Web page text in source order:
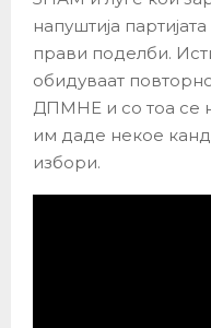
напуштија
прави поделби.
обидуваат
ДПМНЕ и со тоа се
им даде некое
избори.